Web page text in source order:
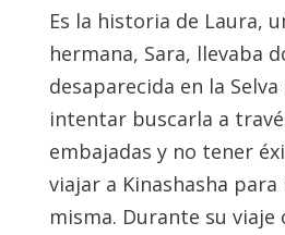
Es la historia de Laura,
hermana, Sara, llevaba
desaparecida en la
intentar buscarla a
embajadas y no tener
viajar a Kinashasha
misma. Durante su viaje